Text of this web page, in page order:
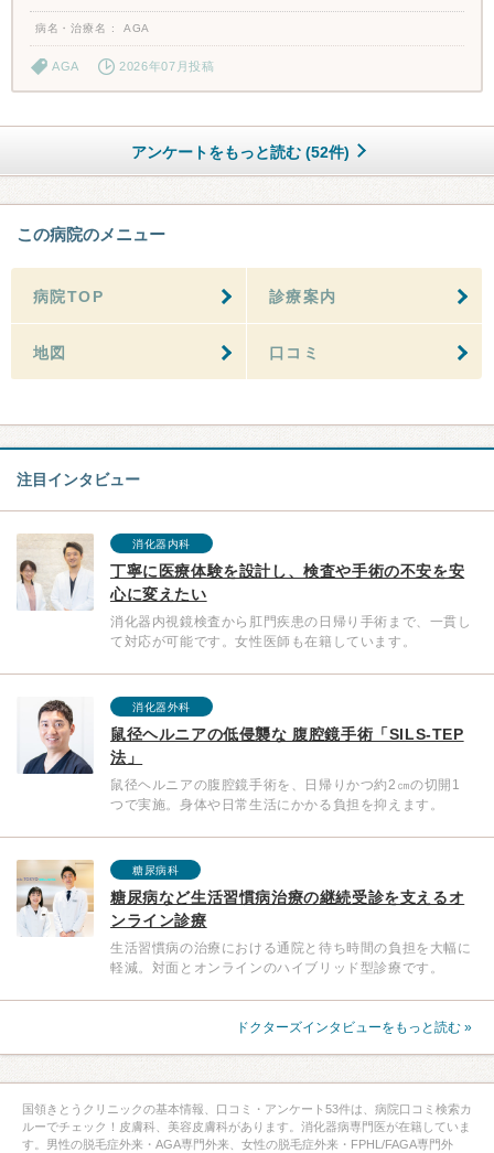
病名・治療名 AGA
AGA 2026年07月投稿
アンケートをもっと読む (52件)
この病院のメニュー
病院TOP 診療案内
地図 口コミ
注目インタビュー
消化器内科
丁寧に医療体験を設計し、検査や手術の不安を安
心に変えたい
消化器内視鏡検査から肛門疾患の日帰り手術まで、一貫し
て対応が可能です。女性医師も在籍しています。
消化器外科
鼠径ヘルニアの低侵襲な 腹腔鏡手術「SILS-TEP
法」
鼠径ヘルニアの腹腔鏡手術を、日帰りかつ約2㎝の切開1
つで実施。身体や日常生活にかかる負担を抑えます。
糖尿病科
糖尿病など生活習慣病治療の継続受診を支えるオ
ンライン診療
生活習慣病の治療における通院と待ち時間の負担を大幅に
軽減。対面とオンラインのハイブリッド型診療です。
ドクターズインタビューをもっと読む »
国領きとうクリニックの基本情報、口コミ・アンケート53件は、病院口コミ検索カ
ルーでチェック！皮膚科、美容皮膚科があります。消化器病専門医が在籍していま
す。男性の脱毛症外来・AGA専門外来、女性の脱毛症外来・FPHL/FAGA専門外